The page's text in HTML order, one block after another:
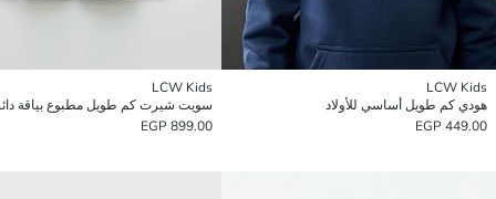
LCW Kids
هودي كم طويل أساسي للأولاد
449.00 EGP
LCW Kids
899.00 EGP